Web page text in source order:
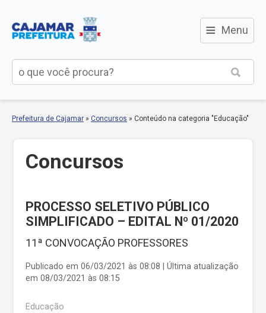
≡ Menu
Prefeitura de Cajamar » Concursos » Conteúdo na categoria "Educação"
Concursos
PROCESSO SELETIVO PÚBLICO
SIMPLIFICADO – EDITAL Nº 01/2020
11ª CONVOCAÇÃO PROFESSORES
Publicado em 06/03/2021 às 08:08 | Última atualização
em 08/03/2021 às 08:15
Educação